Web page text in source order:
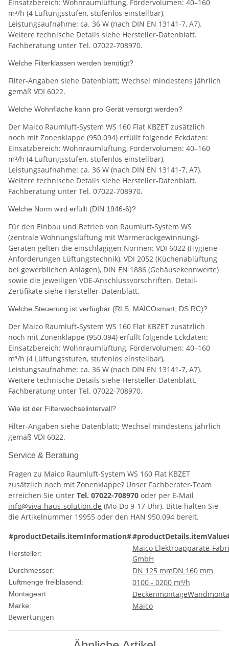
Einsatzbereich: Wohnraumlüftung, Fördervolumen: 40–160
m³/h (4 Lüftungsstufen, stufenlos einstellbar),
Leistungsaufnahme: ca. 36 W (nach DIN EN 13141-7, A7).
Weitere technische Details siehe Hersteller-Datenblatt.
Fachberatung unter Tel. 07022-708970.
Welche Filterklassen werden benötigt?
Filter-Angaben siehe Datenblatt; Wechsel mindestens jährlich
gemäß VDI 6022.
Welche Wohnfläche kann pro Gerät versorgt werden?
Der Maico Raumluft-System WS 160 Flat KBZET zusätzlich
noch mit Zonenklappe (950.094) erfüllt folgende Eckdaten:
Einsatzbereich: Wohnraumlüftung, Fördervolumen: 40–160
m³/h (4 Lüftungsstufen, stufenlos einstellbar),
Leistungsaufnahme: ca. 36 W (nach DIN EN 13141-7, A7).
Weitere technische Details siehe Hersteller-Datenblatt.
Fachberatung unter Tel. 07022-708970.
Welche Norm wird erfüllt (DIN 1946-6)?
Für den Einbau und Betrieb von Raumluft-System WS
(zentrale Wohnungslüftung mit Wärmerückgewinnung)-
Geräten gelten die einschlägigen Normen: VDI 6022 (Hygiene-
Anforderungen Lüftungstechnik), VDI 2052 (Küchenablüftung
bei gewerblichen Anlagen), DIN EN 1886 (Gehäusekennwerte)
sowie die jeweiligen VDE-Anschlussvorschriften. Detail-
Zertifikate siehe Hersteller-Datenblatt.
Welche Steuerung ist verfügbar (RLS, MAICOsmart, DS RC)?
Der Maico Raumluft-System WS 160 Flat KBZET zusätzlich
noch mit Zonenklappe (950.094) erfüllt folgende Eckdaten:
Einsatzbereich: Wohnraumlüftung, Fördervolumen: 40–160
m³/h (4 Lüftungsstufen, stufenlos einstellbar),
Leistungsaufnahme: ca. 36 W (nach DIN EN 13141-7, A7).
Weitere technische Details siehe Hersteller-Datenblatt.
Fachberatung unter Tel. 07022-708970.
Wie ist der Filterwechselintervall?
Filter-Angaben siehe Datenblatt; Wechsel mindestens jährlich
gemäß VDI 6022.
Service & Beratung
Fragen zu Maico Raumluft-System WS 160 Flat KBZET
zusätzlich noch mit Zonenklappe? Unser Fachberater-Team
erreichen Sie unter Tel. 07022-708970 oder per E-Mail
info@viva-haus-solution.de (Mo-Do 9-17 Uhr). Bitte halten Sie
die Artikelnummer 19955 oder den HAN 950.094 bereit.
#productDetails.itemInformation#
Hersteller:
Maico Elektroapparate-
GmbH
Durchmesser: DN 125 mmDN 160 mm
Luftmenge freiblasend: 0100 - 0200 m³/h
Montageart: Deckenmontage
Marke:
Maico
Bewertungen